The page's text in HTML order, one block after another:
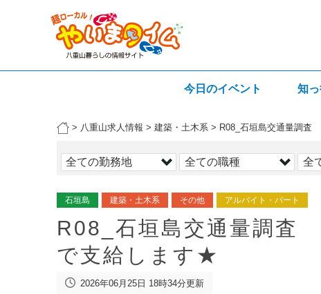
今日のイベント 知
> 八重山求人情報 > 建築・土木系 > R08_石垣島交通量調
石垣島 建築・土木系 その他 アルバイト・パート
R08_石垣島交通量調
で支給します★
2026年06月25日 18時34分更新